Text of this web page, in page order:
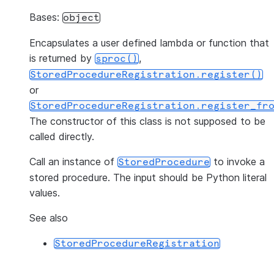
Bases: object
Encapsulates a user defined lambda or function that
is returned by sproc(),
StoredProcedureRegistration.register()
or
The constructor of this class is not supposed to be
called directly.
Call an instance of StoredProcedure to invoke a
stored procedure. The input should be Python literal
values.
See also
StoredProcedureRegistration